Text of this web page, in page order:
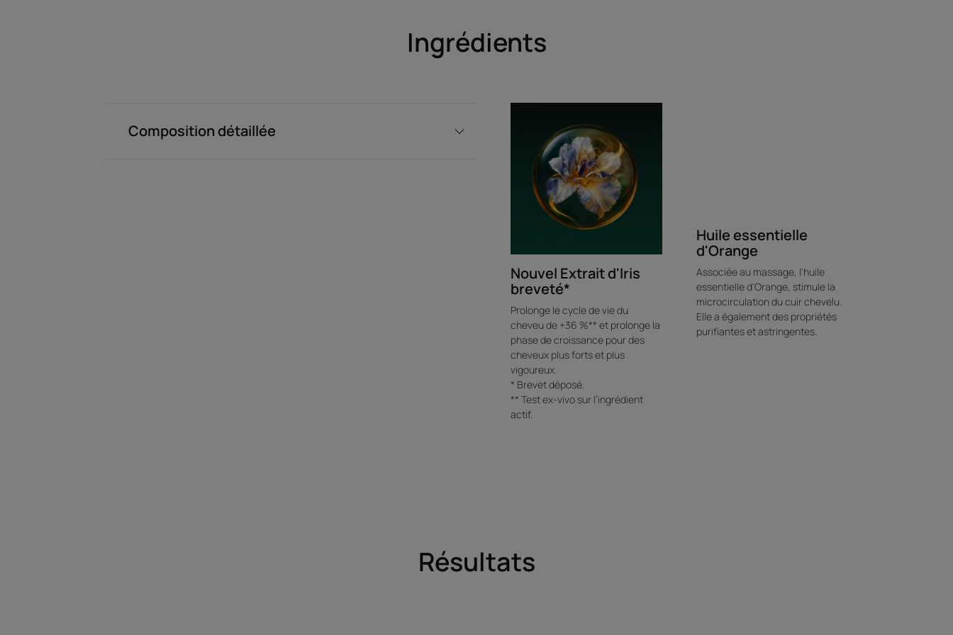
et onctueuse sans sulfates et diffusent un doux parfum herbacé.
Ingrédients
Composition détaillée
Nouvel Extrait d'Iris
breveté*
Prolonge le cycle de vie du
cheveu de +36 %** et prolonge la
phase de croissance pour des
cheveux plus forts et plus
vigoureux.
* Brevet déposé.
** Test ex-vivo sur l’ingrédient
actif.
Huile essentielle
d'Orange
Associée au massage, l'huile
essentielle d'Orange, stimule la
microcirculation du cuir chevelu.
Elle a également des propriétés
purifiantes et astringentes.
Résultats